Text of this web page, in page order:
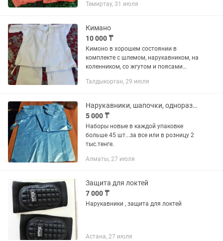
Темиртау, 31 июля
Кимано
10 000 ₸
Кимоно в хорошем состоянии в
комплекте с шлемом, нарукавником, на
коленником, со жгутом и поясами
Чистый постиранный.
Талдыкорган, 29 июля
Нарукавники, шапочки, одноразовые фартуки
5 000 ₸
Наборы новые в каждой упаковке
больше 45 шт...за все или в розницу 2
тыс.тенге.
Алматы, 27 июля
Защита для локтей
7 000 ₸
Нарукавники , защита для локтей
Астана, 27 июля